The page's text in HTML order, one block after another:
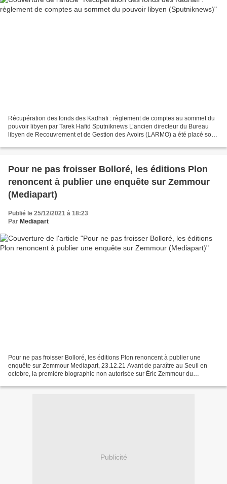
Récupération des fonds des Kadhafi : règlement de comptes au sommet du
pouvoir libyen par Tarek Hafid Sputniknews L’ancien directeur du Bureau
libyen de Recouvrement et de Gestion des Avoirs (LARMO) a été placé sous
Pour ne pas froisser Bolloré, les éditions Plon
renoncent à publier une enquête sur Zemmour
(Mediapart)
Publié le 25/12/2021 à 18:23
Par Mediapart
Pour ne pas froisser Bolloré, les éditions Plon renoncent à publier une
enquête sur Zemmour Mediapart, 23.12.21 Avant de paraître au Seuil en
octobre, la première biographie non autorisée sur Éric Zemmour du
Publicité